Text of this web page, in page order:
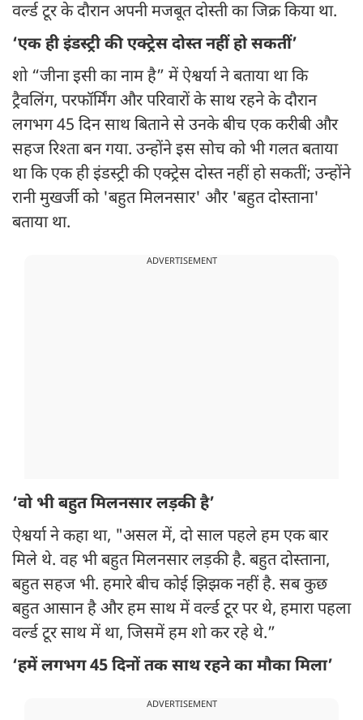
वर्ल्ड टूर के दौरान अपनी मजबूत दोस्ती का जिक्र किया था.
‘एक ही इंडस्ट्री की एक्ट्रेस दोस्त नहीं हो सकतीं’
शो “जीना इसी का नाम है” में ऐश्वर्या ने बताया था कि
ट्रैवलिंग, परफॉर्मिंग और परिवारों के साथ रहने के दौरान
लगभग 45 दिन साथ बिताने से उनके बीच एक करीबी और
सहज रिश्ता बन गया. उन्होंने इस सोच को भी गलत बताया
था कि एक ही इंडस्ट्री की एक्ट्रेस दोस्त नहीं हो सकतीं; उन्होंने
रानी मुखर्जी को 'बहुत मिलनसार' और 'बहुत दोस्ताना'
बताया था.
ADVERTISEMENT
‘वो भी बहुत मिलनसार लड़की है’
ऐश्वर्या ने कहा था, "असल में, दो साल पहले हम एक बार
मिले थे. वह भी बहुत मिलनसार लड़की है. बहुत दोस्ताना,
बहुत सहज भी. हमारे बीच कोई झिझक नहीं है. सब कुछ
बहुत आसान है और हम साथ में वर्ल्ड टूर पर थे, हमारा पहला
वर्ल्ड टूर साथ में था, जिसमें हम शो कर रहे थे.”
‘हमें लगभग 45 दिनों तक साथ रहने का मौका मिला’
ADVERTISEMENT